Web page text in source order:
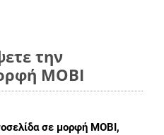
την
MOBI
σε μορφή MOBI,